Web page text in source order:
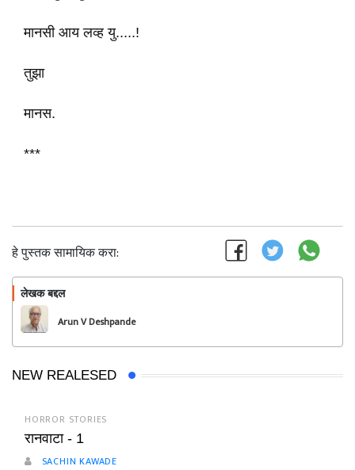
मानसी आय लव्ह यु.....!
तुझा
मानस.
***
हे पुस्तक सामायिक करा:
लेखक बद्दल
Arun V Deshpande
NEW REALESED
HORROR STORIES
रानवाटा - 1
SACHIN KAWADE